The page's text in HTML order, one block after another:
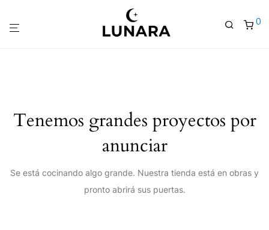
0
Tenemos grandes proyectos por
anunciar
Se está cocinando algo grande. Nuestra tienda está en obras y
pronto abrirá sus puertas.